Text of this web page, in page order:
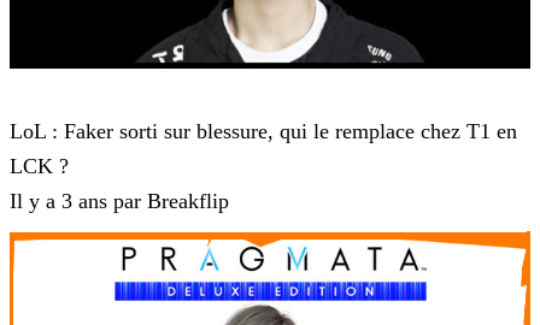
LoL : Faker sorti sur blessure, qui le remplace chez T1 en
LCK ?
Il y a 3 ans par Breakflip